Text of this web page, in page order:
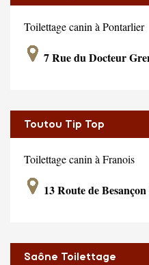
Toilettage canin à Pontarlier
7 Rue du Docteur
Toutou Tip Top
Toilettage canin à Franois
13 Route de
Saône Toilettage